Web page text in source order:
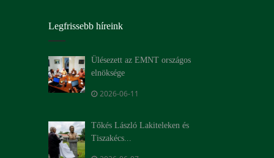
Legfrissebb híreink
Ülésezett az EMNT országos
elnöksége
2026-06-11
Tőkés László Lakiteleken és
Tiszakécs...